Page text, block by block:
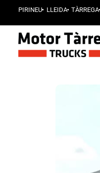
PIRINEU LLEIDA TÀRREGA